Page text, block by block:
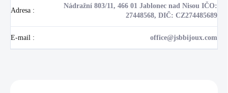
Adresa :
Nádražní 803/11, 466 01 Jablonec nad Nisou IČO:
27448568, DIČ: CZ274485689
E-mail : office@jsbbijoux.com